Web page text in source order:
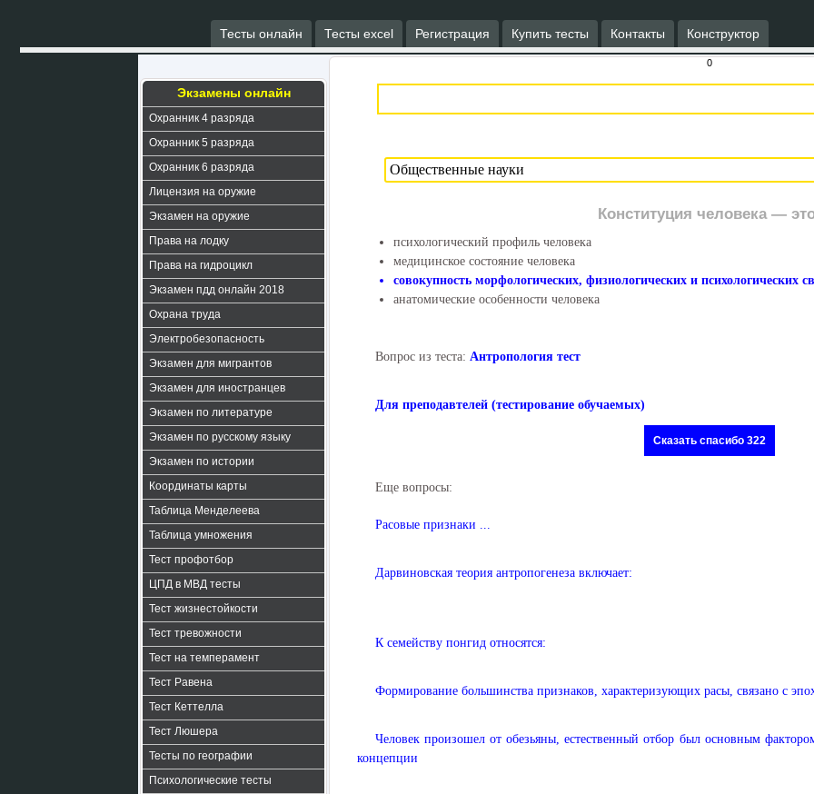
Тесты онлайн Тесты excel Регистрация Купить тесты Контакты Конструктор
Экзамены онлайн
Охранник 4 разряда
Охранник 5 разряда
Охранник 6 разряда
Лицензия на оружие
Экзамен на оружие
Права на лодку
Права на гидроцикл
Экзамен пдд онлайн 2018
Охрана труда
Электробезопасность
Экзамен для мигрантов
Экзамен для иностранцев
Экзамен по литературе
Экзамен по русскому языку
Экзамен по истории
Координаты карты
Таблица Менделеева
Таблица умножения
Тест профотбор
ЦПД в МВД тесты
Тест жизнестойкости
Тест тревожности
Тест на темперамент
Тест Равена
Тест Кеттелла
Тест Люшера
Тесты по географии
Психологические тесты
0
Конституция человека —
психологический профиль человека
медицинское состояние человека
совокупность морфологических, физиологических и психологических
анатомические особенности человека
Вопрос из теста: Антропология тест
Для преподавтелей (тестирование обучаемых)
Сказать спасибо 322
Еще вопросы:
Расовые признаки ...
Дарвиновская теория антропогенеза включает:
К семейству понгид относятся:
Формирование большинства признаков, характеризующих расы, связано с
Человек произошел от обезьяны, естественный отбор был основным
концепции